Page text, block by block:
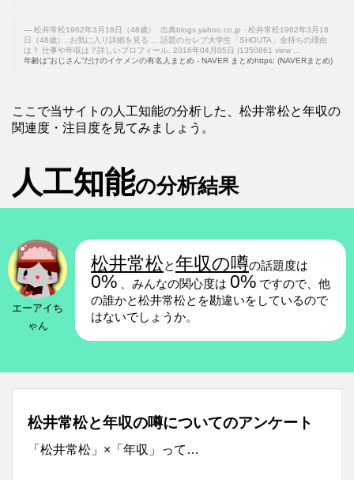
松井常松1962年3月18日（48歳）. 出典blogs.yahoo.co.jp · 松井常松1962年3月18
日（48歳）. お気に入り詳細を見る ... 話題のセレブ大学生「SHOUTA」金持ちの理由
は？ 仕事や年収は？詳しいプロフィール. 2016年04月05日 |1350861 view ...
年齢は”おじさん”だけのイケメンの有名人まとめ - NAVER まとめhttps: (NAVERまとめ)
ここで当サイトの人工知能の分析した、松井常松と年収の
関連度・注目度を見てみましょう。
人工知能の分析結果
エーアイち
ゃん
松井常松と年収の噂の話題度は
0% 、みんなの関心度は 0% ですので、他
の誰かと松井常松とを勘違いをしているので
はないでしょうか。
松井常松と年収の噂についてのアンケート
「松井常松」×「年収」って…